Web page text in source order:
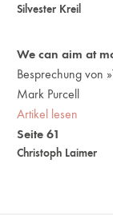
Silvester Kreil
Seite 61
Christoph Laimer
We can aim at
Besprechung von
Mark Purcell
Artikel lesen